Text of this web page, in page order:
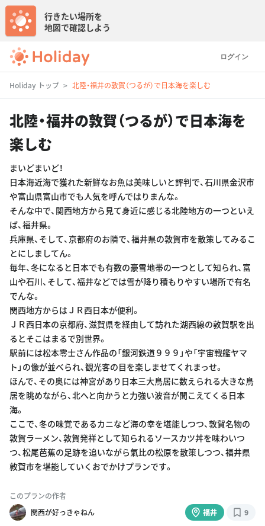
ログイン
行きたい場所を
地図で確認しよう
Holiday トップ 北陸・福井の敦賀（つるが）で日本海を楽しむ
北陸・福井の敦賀（つるが）で日本海を
楽しむ
まいどまいど！
日本海近海で獲れた新鮮なお魚は美味しいと評判で、石川県金沢市
や富山県富山市でも人気を呼んではりまんな。
そんな中で、関西地方から見て身近に感じる北陸地方の一つといえ
ば、福井県。
兵庫県、そして、京都府のお隣で、福井県の敦賀市を散策してみるこ
とにしましてん。
毎年、冬になると日本でも有数の豪雪地帯の一つとして知られ、富
山や石川、そして、福井などでは雪が降り積もりやすい場所で有名
でんな。
関西地方からはＪＲ西日本が便利。
ＪＲ西日本の京都府、滋賀県を経由して訪れた湖西線の敦賀駅を出
るとそこはまるで別世界。
駅前には松本零士さん作品の「銀河鉄道９９９」や「宇宙戦艦ヤマ
ト」の像が並べられ、観光客の目を楽しませてくれまっせ。
ほんで、その奥には神宮があり日本三大鳥居に数えられる大きな鳥
居を眺めながら、北へと向かうと力強い波音が聞こえてくる日本
海。
ここで、冬の味覚であるカニなど海の幸を堪能しつつ、敦賀名物の
敦賀ラーメン、敦賀発祥として知られるソースカツ丼を味わいつ
つ、松尾芭蕉の足跡を追いながら氣比の松原を散策しつつ、福井県
敦賀市を堪能していくおでかけプランです。
このプランの作者
関西が好っきゃねん
福井 9